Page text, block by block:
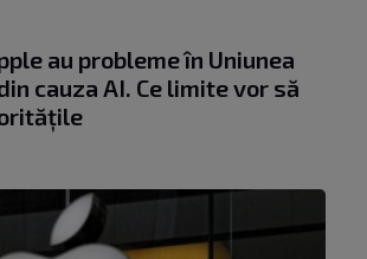
au probleme în Uniunea
cauza AI. Ce limite vor să